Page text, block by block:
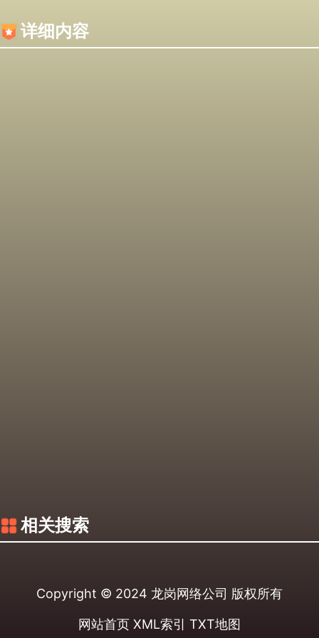
详细内容
相关搜索
Copyright © 2024 龙岗网络公司 版权所有
网站首页 XML索引 TXT地图